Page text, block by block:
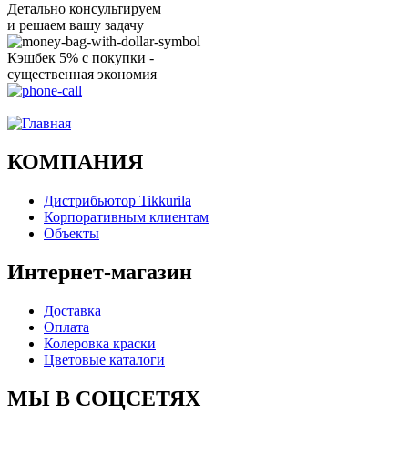
Детально консультируем
и решаем вашу задачу
Кэшбек 5% с покупки -
существенная экономия
КОМПАНИЯ
Дистрибьютор Tikkurila
Корпоративным клиентам
Объекты
Интернет-магазин
Доставка
Оплата
Колеровка краски
Цветовые каталоги
МЫ В СОЦСЕТЯХ